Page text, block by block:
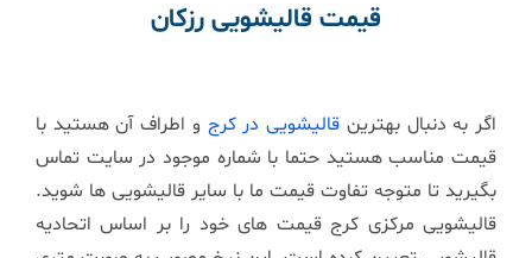
قیمت قالیشویی رزکان
اگر به دنبال بهترین قالیشویی در کرج و اطراف آن هستید با
قیمت مناسب هستید حتما با شماره موجود در سایت تماس
بگیرید تا متوجه تفاوت قیمت ما با سایر قالیشویی ها شوید.
قالیشویی مرکزی کرج قیمت های خود را بر اساس اتحادیه